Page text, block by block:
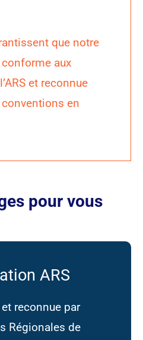
que notre
aux
et reconnue
en
pour vous
ARS
reconnue par
Régionales de